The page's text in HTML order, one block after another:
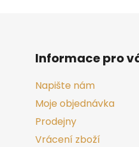
Informace pro
Napište nám
Moje objednávka
Prodejny
Vrácení zboží